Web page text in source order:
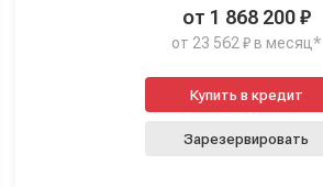
от 1 868 200 ₽
от 23 562 ₽ в месяц*
Купить в кредит
Зарезервировать